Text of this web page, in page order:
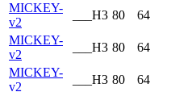
MICKEY-
v2
___H3 80 64
MICKEY-
v2
___H3 80 64
MICKEY-
v2
___H3 80 64